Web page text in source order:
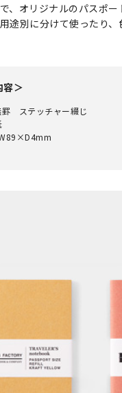
、オリジナルのパスポー
途別に分けて使ったり
容＞
罫 ステッチャー綴じ